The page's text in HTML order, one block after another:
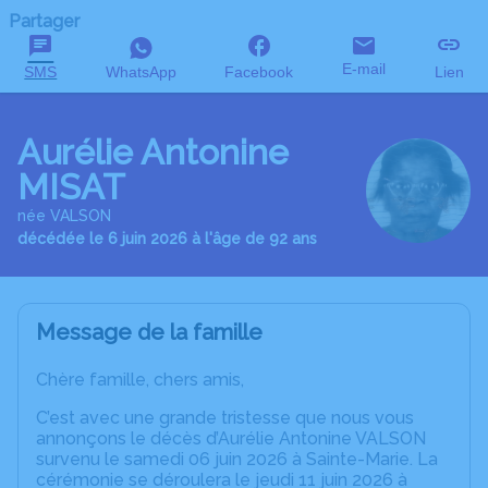
Partager
SMS WhatsApp Facebook E-mail Lien
Aurélie Antonine
MISAT
née VALSON
décédée le 6 juin 2026 à l'âge de 92 ans
Message de la famille
Chère famille, chers amis,
C’est avec une grande tristesse que nous vous
annonçons le décès d’Aurélie Antonine VALSON
survenu le samedi 06 juin 2026 à Sainte-Marie. La
cérémonie se déroulera le jeudi 11 juin 2026 à